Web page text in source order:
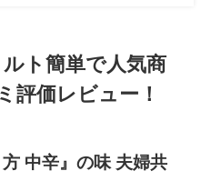
ト簡単で人気商
評価レビュー！
方 中辛』の味 夫婦共